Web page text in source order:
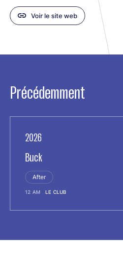
Voir le site web
Précédemment
2026
Buck
After
12 AM LE CLUB